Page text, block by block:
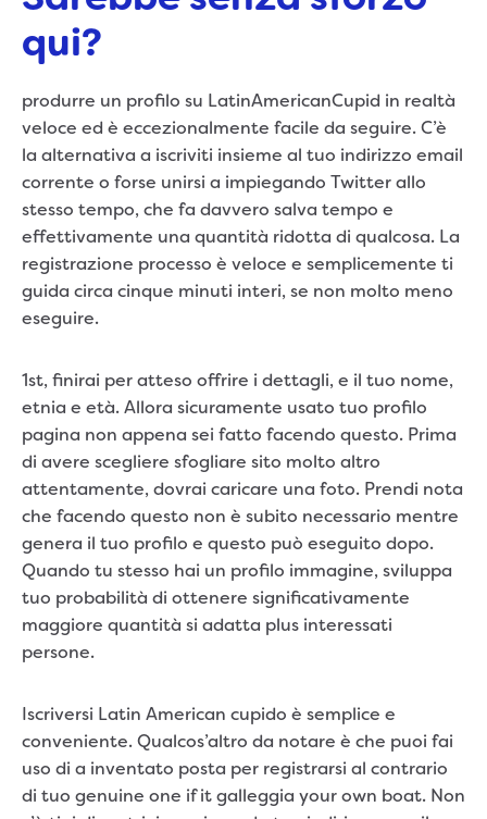
qui?
produrre un profilo su LatinAmericanCupid in realtà
veloce ed è eccezionalmente facile da seguire. C’è
la alternativa a iscriviti insieme al tuo indirizzo email
corrente o forse unirsi a impiegando Twitter allo
stesso tempo, che fa davvero salva tempo e
effettivamente una quantità ridotta di qualcosa. La
registrazione processo è veloce e semplicemente ti
guida circa cinque minuti interi, se non molto meno
eseguire.
1st, finirai per atteso offrire i dettagli, e il tuo nome,
etnia e età. Allora sicuramente usato tuo profilo
pagina non appena sei fatto facendo questo. Prima
di avere scegliere sfogliare sito molto altro
attentamente, dovrai caricare una foto. Prendi nota
che facendo questo non è subito necessario mentre
genera il tuo profilo e questo può eseguito dopo.
Quando tu stesso hai un profilo immagine, sviluppa
tuo probabilità di ottenere significativamente
maggiore quantità si adatta plus interessati
persone.
Iscriversi Latin American cupido è semplice e
conveniente. Qualcos’altro da notare è che puoi fai
uso di a inventato posta per registrarsi al contrario
di tuo genuine one if it galleggia your own boat. Non